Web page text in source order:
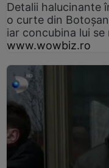
Detalii halucinante
o curte din
iar concubina lui
www.wowbiz.ro